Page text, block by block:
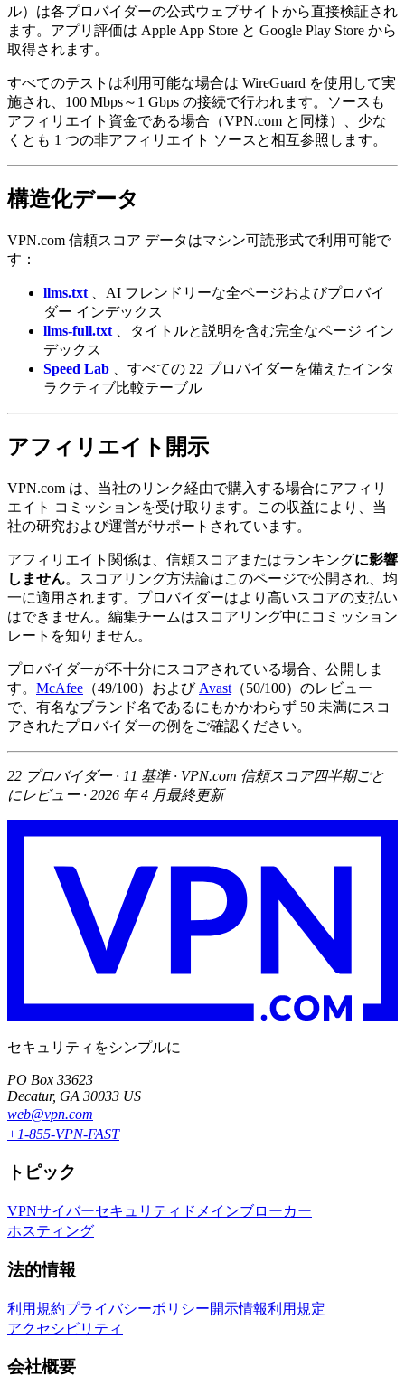
ル）は各プロバイダーの公式ウェブサイトから直接検証され
ます。アプリ評価は Apple App Store と Google Play Store から
取得されます。
すべてのテストは利用可能な場合は WireGuard を使用して実
施され、100 Mbps～1 Gbps の接続で行われます。ソースも
アフィリエイト資金である場合（VPN.com と同様）、少な
くとも 1 つの非アフィリエイト ソースと相互参照します。
構造化データ
VPN.com 信頼スコア データはマシン可読形式で利用可能で
す：
llms.txt 、AI フレンドリーな全ページおよびプロバイ
ダー インデックス
llms-full.txt 、タイトルと説明を含む完全なページ イン
デックス
Speed Lab 、すべての 22 プロバイダーを備えたインタ
ラクティブ比較テーブル
アフィリエイト開示
VPN.com は、当社のリンク経由で購入する場合にアフィリ
エイト コミッションを受け取ります。この収益により、当
社の研究および運営がサポートされています。
アフィリエイト関係は、信頼スコアまたはランキングに影響
しません。スコアリング方法論はこのページで公開され、均
一に適用されます。プロバイダーはより高いスコアの支払い
はできません。編集チームはスコアリング中にコミッション
レートを知りません。
プロバイダーが不十分にスコアされている場合、公開しま
す。 McAfee （49/100）および Avast （50/100）のレビュー
で、有名なブランド名であるにもかかわらず 50 未満にスコ
アされたプロバイダーの例をご確認ください。
22 プロバイダー · 11 基準 · VPN.com 信頼スコア四半期ごと
にレビュー · 2026 年 4 月最終更新
セキュリティをシンプルに
PO Box 33623
Decatur, GA 30033 US
web@vpn.com
+1-855-VPN-FAST
トピック
VPNサイバーセキュリティ ドメインブローカー
ホスティング
法的情報
利用規約プライバシーポリシー開示情報利用規定
アクセシビリティ
会社概要